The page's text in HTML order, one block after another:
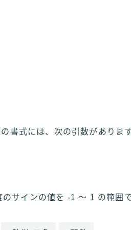
書式には、次の引数があります
のサインの値を -1 ～ 1 の範囲